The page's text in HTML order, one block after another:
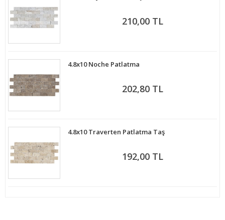
210,00 TL
4.8x10 Noche Patlatma
202,80 TL
4.8x10 Traverten Patlatma Taş
192,00 TL